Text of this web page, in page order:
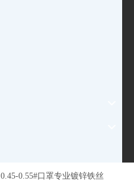
0.45-0.55#口罩专业镀锌铁丝